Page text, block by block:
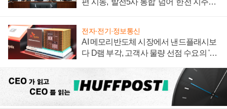
편 시동, '발전5사 통합' 넘어 '한전 지주사'
전자·전기·정보통신
AI 메모리반도체 시장에서 낸드플래시보
다 D램 부각, 고객사 물량 선점 수요의 '우